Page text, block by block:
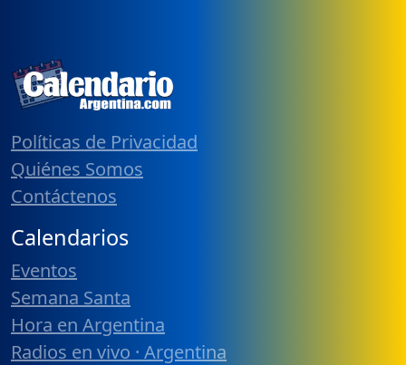
Políticas de Privacidad
Quiénes Somos
Contáctenos
Calendarios
Eventos
Semana Santa
Hora en Argentina
Radios en vivo · Argentina